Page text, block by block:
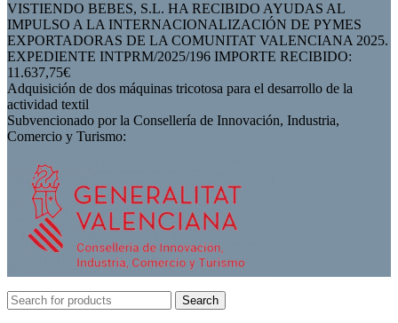
VISTIENDO BEBES, S.L. HA RECIBIDO AYUDAS AL
IMPULSO A LA INTERNACIONALIZACIÓN DE PYMES
EXPORTADORAS DE LA COMUNITAT VALENCIANA 2025.
EXPEDIENTE INTPRM/2025/196 IMPORTE RECIBIDO:
11.637,75€
Adquisición de dos máquinas tricotosa para el desarrollo de la
actividad textil
Subvencionado por la Consellería de Innovación, Industria,
Comercio y Turismo:
Search